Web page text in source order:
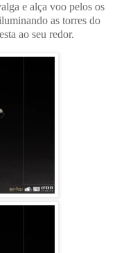
e alça voo pelos os
as torres do
ao seu redor.